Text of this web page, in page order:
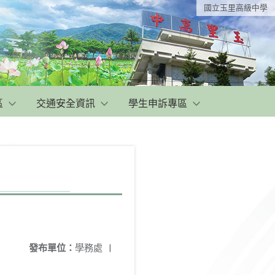
國立玉里高級中學
交通安全資訊 學生申訴專區
發布單位： 學務處 |